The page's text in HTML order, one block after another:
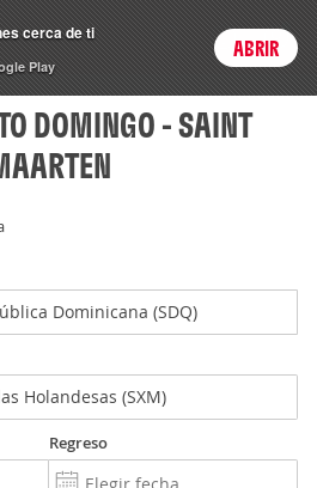
Login
DOMINGO - SAINT
Regreso
cerca de ti
Play
ABRIR